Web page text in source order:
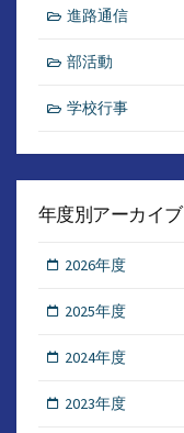
進路通信
部活動
学校行事
年度別アーカイブ
2026年度
2025年度
2024年度
2023年度